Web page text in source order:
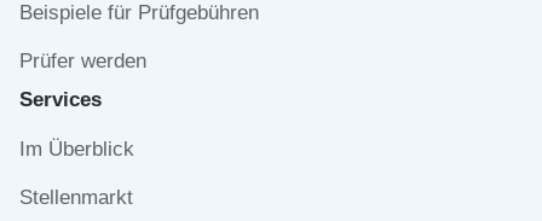
Beispiele für Prüfgebühren
Prüfer werden
Services
Navigation
Im Überblick
Stellenmarkt